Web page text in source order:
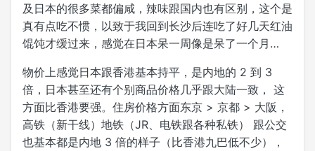
及日本的很多菜都偏咸，辣味跟国内也有区别，这个是
真有点吃不惯，以致于我回到长沙后连吃了好几天红油
馄饨才缓过来，感觉在日本呆一周像是呆了一个月…
物价上感觉日本跟香港基本持平，是内地的 2 到 3
倍，日本甚至还有个别商品价格几乎跟大陆一致， 这
方面比香港要强。住房价格方面东京 > 京都 > 大阪，
高铁（新干线）地铁（JR、电铁跟各种私铁） 跟公交
也基本都是内地 3 倍的样子（比香港九巴低不少），